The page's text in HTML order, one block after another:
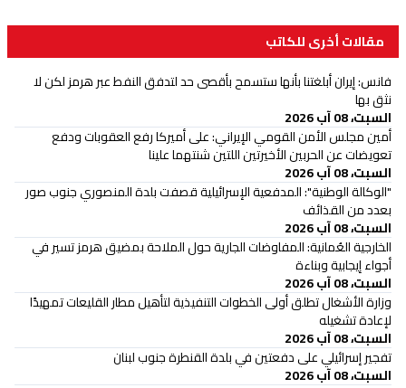
مقالات أخرى للكاتب
‏فانس: إيران أبلغتنا بأنها ستسمح بأقصى حد لتدفق النفط عبر هرمز لكن لا
نثق بها
السبت، 08 آب 2026
أمين مجلس الأمن القومي الإيراني: على أميركا رفع العقوبات ودفع
تعويضات عن الحربين الأخيرتين اللتين شنتهما علينا
السبت، 08 آب 2026
"الوكالة الوطنية": المدفعية الإسرائيلية قصفت بلدة المنصوري جنوب صور
بعدد من القذائف
السبت، 08 آب 2026
الخارجية العُمانية: المفاوضات الجارية حول الملاحة بمضيق هرمز تسير في
أجواء إيجابية وبناءة
السبت، 08 آب 2026
وزارة الأشغال تطلق أولى الخطوات التنفيذية لتأهيل مطار القليعات تمهيدًا
لإعادة تشغيله
السبت، 08 آب 2026
تفجير إسرائيلي على دفعتين في بلدة القنطرة جنوب لبنان
السبت، 08 آب 2026